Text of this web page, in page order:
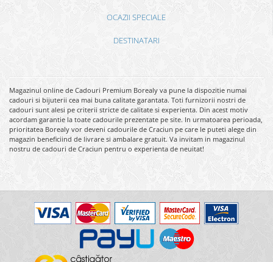
OCAZII SPECIALE
DESTINATARI
Magazinul online de Cadouri Premium Borealy va pune la dispozitie numai
cadouri si bijuterii cea mai buna calitate garantata. Toti furnizorii nostri de
cadouri sunt alesi pe criterii stricte de calitate si experienta. Din acest motiv
acordam garantie la toate cadourile prezentate pe site. In urmatoarea perioada,
prioritatea Borealy vor deveni cadourile de Craciun pe care le puteti alege din
magazin beneficiind de livrare si ambalare gratuit. Va invitam in magazinul
nostru de cadouri de Craciun pentru o experienta de neuitat!